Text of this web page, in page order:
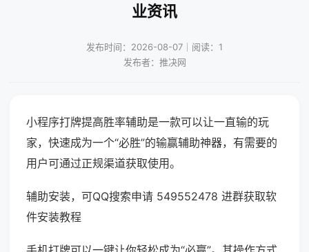
业资讯
发布时间：2026-08-07｜阅读：1
发布者：推决网
小程序打牌提高胜率辅助是一款可以让一直输的玩
家，快速成为一个“必胜”的输赢辅助神器，有需要的
用户可通过正规渠道获取使用。
辅助安装，可QQ搜索申请 549552478 进群获取软
件安装教程